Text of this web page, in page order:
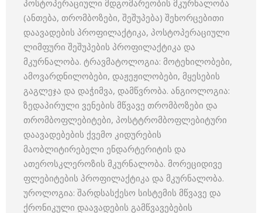
პოსტოპერაციული მდგომარეობის მკურნალობა
(ანთება, თრომბოზები, შეშუპება) შეხორცებითი
დაავადების პროფილაქტიკა, პოსტოპერაციული
ლიმფური შეშუპების პროფილაქტიკა და
მკურნალობა. ტრავმატოლოგია: მოტეხილობები,
ამოვარდნილობები, დაჟეჟილობები, მყესების
გაგლეჯა და დაჭიმვა, დამწვრობა. ანგიოლოგია:
ზედაპირული ვენების მწვავე თრომბოზები და
თრომბოფლებიტები, პოსტტრომბოფლებიტური
დაავადებების ქვემო კიდურების
მაობლიტირებელი ენდარტერიტის და
ათეროსკლეროზის მკურნალობა. მორეციდივე
ფლებიტების პროფილაქტიკა და მკურნალობა.
უროლოგია: შარდსასქესო სისტემის მწვავე და
ქრონიკული დაავადების გამწვავებების